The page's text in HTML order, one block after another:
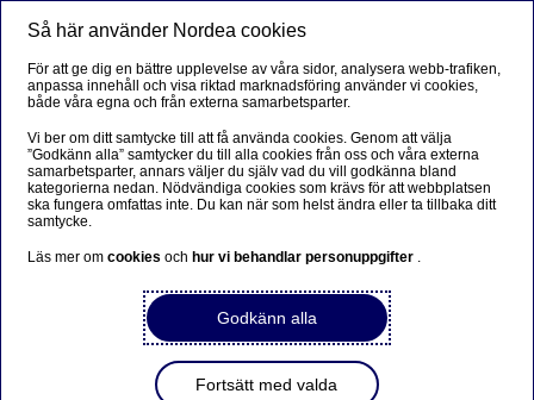
Så här använder Nordea cookies
För att ge dig en bättre upplevelse av våra sidor, analysera webb-trafiken,
anpassa innehåll och visa riktad marknadsföring använder vi cookies,
både våra egna och från externa samarbetsparter.
Vi ber om ditt samtycke till att få använda cookies. Genom att välja
”Godkänn alla” samtycker du till alla cookies från oss och våra externa
samarbetsparter, annars väljer du själv vad du vill godkänna bland
kategorierna nedan. Nödvändiga cookies som krävs för att webbplatsen
ska fungera omfattas inte. Du kan när som helst ändra eller ta tillbaka ditt
samtycke.
Läs mer omcookiesoch hur vi behandlar personuppgifter .
Godkänn alla
Fortsätt med valda